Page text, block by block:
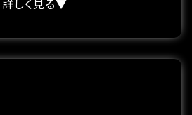
詳しく見る▼